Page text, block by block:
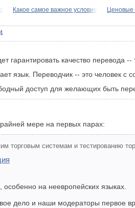
Какое самое важное условие Ценовые
гарантировать качество перевода
язык. Переводчик -- это
доступ для желающих быть
мере на первых парах:
торговым системам и тестированию
особенно на неевропейских языках.
дело и наши модераторы первое